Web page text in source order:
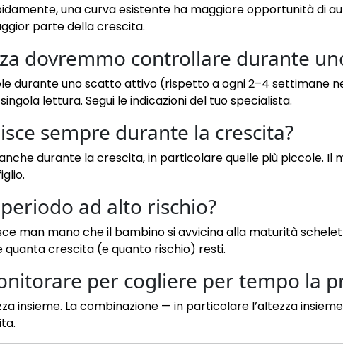
una curva esistente ha maggiore opportunità di
parte della crescita.
dovremmo controllare durante
durante uno scatto attivo (rispetto a ogni 2–4 settimane
lettura. Segui le indicazioni del tuo specialista.
sempre durante la crescita?
durante la crescita, in particolare quelle più piccole. Il
ad alto rischio?
man mano che il bambino si avvicina alla maturità
crescita (e quanto rischio) resti.
per cogliere per tempo la
insieme. La combinazione — in particolare l’altezza